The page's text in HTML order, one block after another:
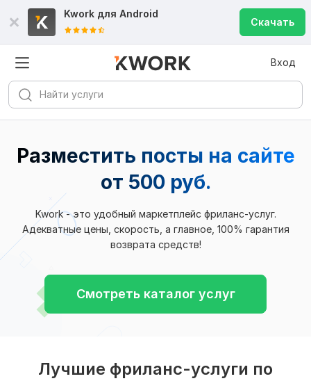
Kwork для Android
Скачать
Вход
Разместить посты на сайте
от 500 руб.
Kwork - это удобный маркетплейс фриланс-услуг.
Адекватные цены, скорость, а главное, 100% гарантия
возврата средств!
Смотреть каталог услуг
Лучшие фриланс-услуги по